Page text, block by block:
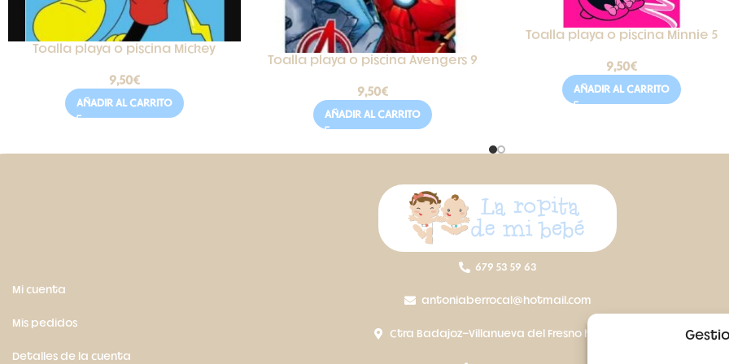
Toalla playa o piscina Mickey
9,50€
AÑADIR AL CARRITO
Toalla playa o piscina Avengers 9
9,50€
AÑADIR AL CARRITO
Toalla playa o piscina Minnie 5
9,50€
AÑADIR AL CARRITO
Mi cuenta
Mis pedidos
Detalles de la cuenta
679 53 59 63
antoniaberrocal@hotmail.com
Ctra Badajoz-Villanueva del Fresno km 24,5